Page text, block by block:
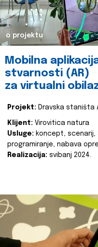
o projektu
Mobilna
stvarnosti (AR)
za virtualni
Projekt: Dravska staništa
Klijent: Virovitica natura
Usluge: koncept, scenarij,
programiranje, nabava
Realizacija: svibanj 2024.